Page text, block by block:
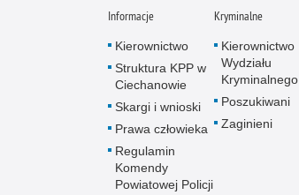
Informacje
Kierownictwo
Struktura KPP w
Ciechanowie
Skargi i wnioski
Prawa człowieka
Regulamin
Komendy
Powiatowej Policji
Kryminalne
Kierownictwo
Wydziału
Kryminalnego
Poszukiwani
Zaginieni